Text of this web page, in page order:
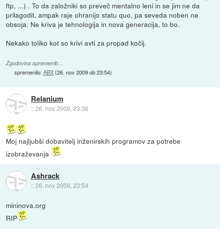
ftp, ...) . To da založniki so preveč mentalno leni in se jim ne da
prilagodit, ampak raje ohranijo statu quo, pa seveda noben ne
obsoja. Ne kriva je tehnologija in nova generacija, to bo.
Nekako toliko kot so krivi avti za propad kočij.
Zgodovina sprememb…
spremenilo:ABX(26. nov 2009 ob 23:54)
Relanium
::26. nov 2009, 23:36
Moj najljubši dobavitelj inženirskih programov za potrebe
izobraževanja
Ashrack
::26. nov 2009, 23:54
mininova.org
RIP